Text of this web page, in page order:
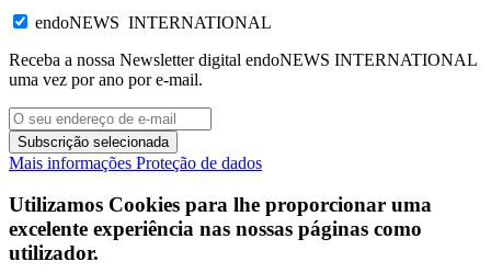
endoNEWS INTERNATIONAL
Receba a nossa Newsletter digital endoNEWS INTERNATIONAL
uma vez por ano por e-mail.
Subscrição selecionada
Mais informações Proteção de dados
Utilizamos Cookies para lhe proporcionar uma
excelente experiência nas nossas páginas como
utilizador.